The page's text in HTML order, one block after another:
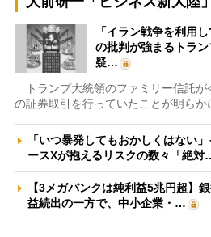
「イラン戦争を利用
の批判が強まるトラ
疑…
トランプ大統領のファミリー信託が
の証券取引を行っていたことが明ら
「いつ暴発してもおかしくはない
ースXが抱えるリスクの数々「絶対
【3メガバンクは純利益5兆円超】
益続出の一方で、中小企業・…